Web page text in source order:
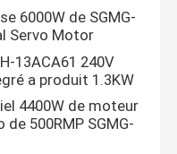
6000W de SGMG-
Servo Motor
13ACA61 240V
a produit 1.3KW
4400W de moteur
500RMP SGMG-